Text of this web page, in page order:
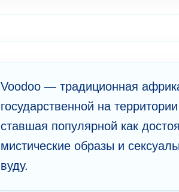
Voodoo — традиционная
государственной на
ставшая популярной как
мистические образы и
вуду.